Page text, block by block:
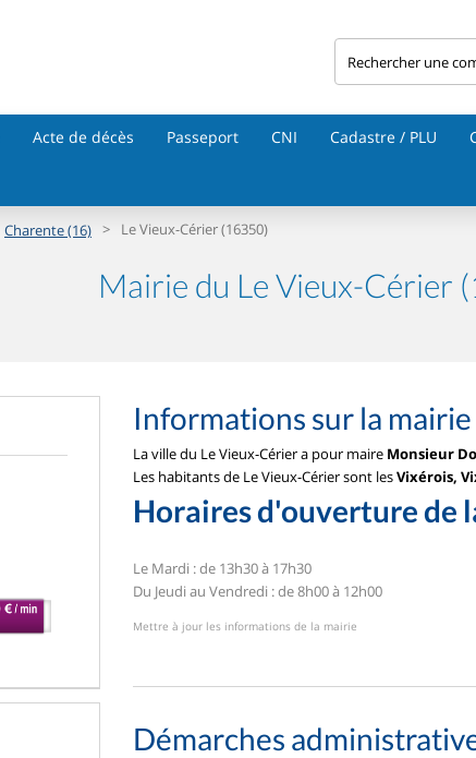
Acte de décès Passeport CNI Cadastre / PLU
Charente (16) > Le Vieux-Cérier (16350)
Mairie du Le Vieux-Cérier
Informations sur la mairie
La ville du Le Vieux-Cérier a pour maire Monsieur
Les habitants de Le Vieux-Cérier sont lesVixérois,
Horaires d'ouverture de
Le Mardi : de 13h30 à 17h30
Du Jeudi au Vendredi : de 8h00 à 12h00
Mettre à jour les informations de la mairie
Démarches